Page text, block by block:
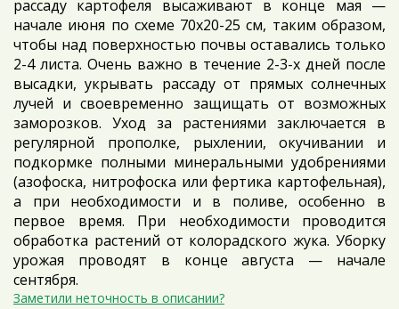
рассаду картофеля высаживают в конце мая —
начале июня по схеме 70х20-25 см, таким образом,
чтобы над поверхностью почвы оставались только
2-4 листа. Очень важно в течение 2-3-х дней после
высадки, укрывать рассаду от прямых солнечных
лучей и своевременно защищать от возможных
заморозков. Уход за растениями заключается в
регулярной прополке, рыхлении, окучивании и
подкормке полными минеральными удобрениями
(азофоска, нитрофоска или фертика картофельная),
а при необходимости и в поливе, особенно в
первое время. При необходимости проводится
обработка растений от колорадского жука. Уборку
урожая проводят в конце августа — начале
сентября.
Заметили неточность в описании?